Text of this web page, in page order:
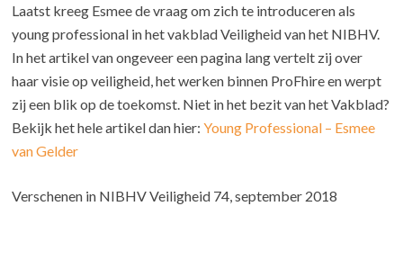
Laatst kreeg Esmee de vraag om zich te introduceren als
young professional in het vakblad Veiligheid van het NIBHV.
In het artikel van ongeveer een pagina lang vertelt zij over
haar visie op veiligheid, het werken binnen ProFhire en werpt
zij een blik op de toekomst. Niet in het bezit van het Vakblad?
Bekijk het hele artikel dan hier:Young Professional – Esmee
van Gelder
Verschenen in NIBHV Veiligheid 74, september 2018